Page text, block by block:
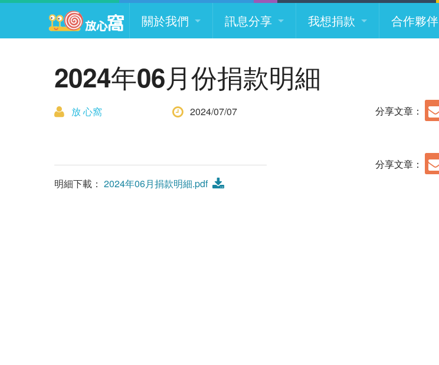
願景 組織架構
常見問題
最新消息
活動剪影
捐款方式
放心窩 FunSceneWorld
關於我們
服務內容
聯絡我們
訊息分享
文章分享
我想捐款
捐款明細公告
合作夥伴
2024年06月份捐款明細
放 心窩 2024/07/07 分享文章：
明細下載： 2024年06月捐款明細.pdf
分享文章：